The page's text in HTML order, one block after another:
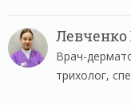
Врач-
трихолог,